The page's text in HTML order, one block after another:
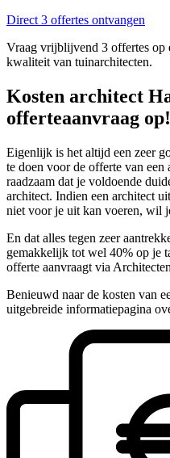
Direct 3 offertes ontvangen
Vraag vrijblijvend 3 offertes op
kwaliteit van tuinarchitecten.
Kosten architect
offerteaanvraag op!
Eigenlijk is het altijd een zeer
te doen voor de offerte van een
raadzaam dat je voldoende
architect. Indien een architect
niet voor je uit kan voeren, wil
En dat alles tegen zeer
gemakkelijk tot wel 40% op je
offerte aanvraagt via
Benieuwd naar de kosten van
uitgebreide informatiepagina